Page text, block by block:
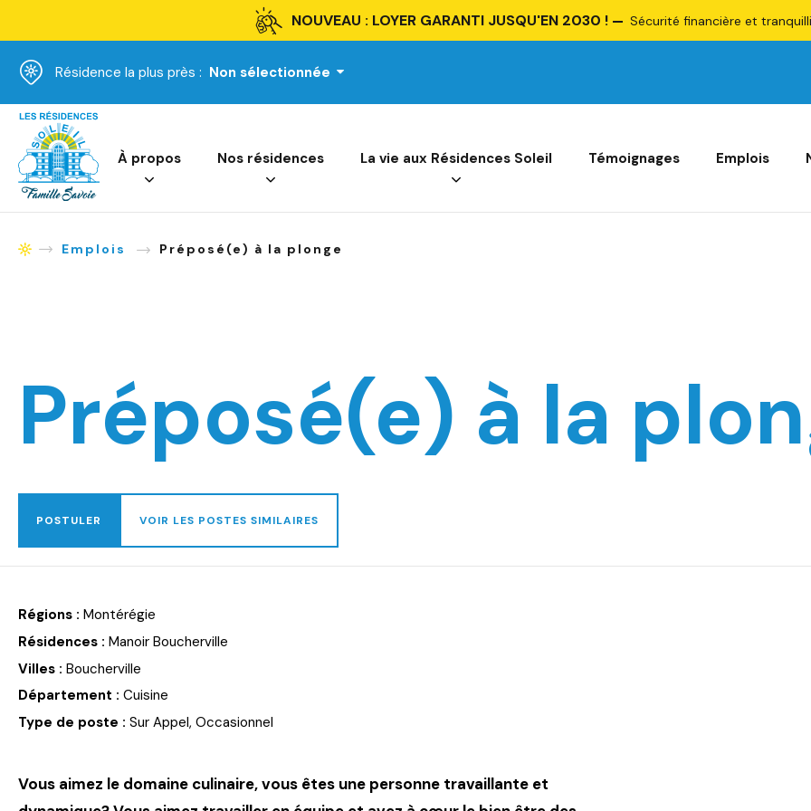
NOUVEAU : LOYER GARANTI JUSQU'EN 2030 ! Sécurité financière et
Résidence la plus près : Non sélectionnée
Accueil
À propos Nos résidences La vie aux Résidences Soleil Témoignages Emplois
AccueilEmplois Préposé(e) à la plonge
Préposé(e) à la
POSTULER VOIR LES POSTES SIMILAIRES
Régions : Montérégie
Résidences : Manoir Boucherville
Villes : Boucherville
Département : Cuisine
Type de poste : Sur Appel, Occasionnel
Vous aimez le domaine culinaire, vous êtes une personne travaillante et